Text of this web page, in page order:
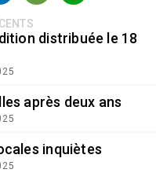
distribuée le 18
après deux ans
inquiètes